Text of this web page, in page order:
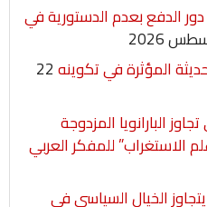
دور الدفع بعدم الدستورية في
المؤثرة في تكوينه22
البارانويا المزدوجة
للمفكر العربي
الخيال السياسي في